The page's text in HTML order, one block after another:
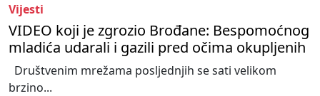
Vijesti
VIDEO koji je zgrozio Brođane: Bespomoćnog
mladića udarali i gazili pred očima okupljenih
Društvenim mrežama posljednjih se sati velikom
brzino...